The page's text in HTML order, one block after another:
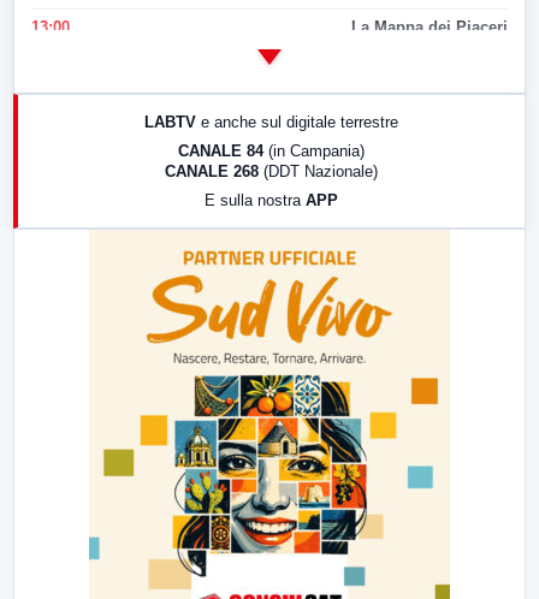
13:00 La Mappa dei Piaceri
17:00 LabNews (replica)
LABTV e anche sul digitale terrestre
CANALE 84 (in Campania)
CANALE 268 (DDT Nazionale)
E sulla nostra APP